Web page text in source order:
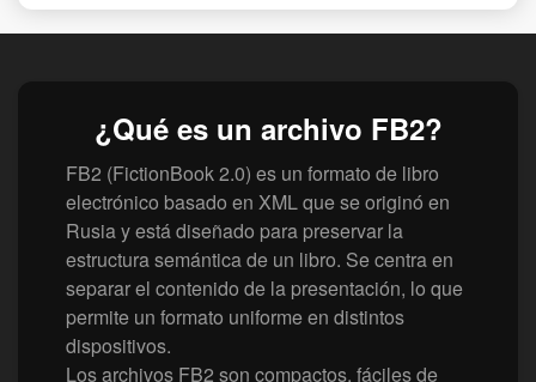
¿Qué es un archivo FB2?
FB2 (FictionBook 2.0) es un formato de libro
electrónico basado en XML que se originó en
Rusia y está diseñado para preservar la
estructura semántica de un libro. Se centra en
separar el contenido de la presentación, lo que
permite un formato uniforme en distintos
dispositivos.
Los archivos FB2 son compactos, fáciles de